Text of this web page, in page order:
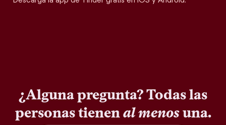
¿Alguna pregunta? Todas las
personas tienenal menosuna.